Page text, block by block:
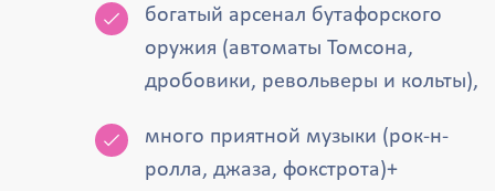
богатый арсенал бутафорского
оружия (автоматы Томсона,
дробовики, револьверы и кольты),
много приятной музыки (рок-н-
ролла, джаза, фокстрота)+